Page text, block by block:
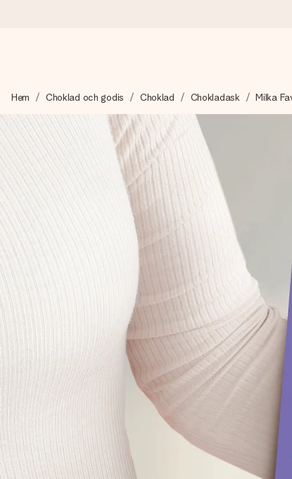
Vi skapar din gåva med omsorg och skickar den
4,6 (baserat på +15 000 recensioner)
Våra gåvor inspirerar. Kunder ger oss 4,6 på Google
Gratis hälsning
Skapa något unikt med bara några få steg – med
stunden.
Hem Choklad och godis Choklad Chokladask Milka